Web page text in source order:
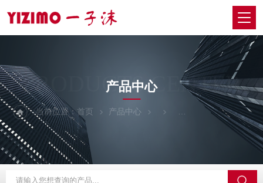
PRODUCTS CENTER
产品中心
当前位置：首页 产品中心 日本信浓SHINANO